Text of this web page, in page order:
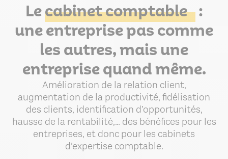
Lecabinet comptable :
une entreprise pas comme
les autres, mais une
entreprise quand même.
Amélioration de la relation client,
augmentation de la productivité, fidélisation
des clients, identification d’opportunités,
hausse de la rentabilité,… des bénéfices pour les
entreprises, et donc pour les cabinets
d’expertise comptable.